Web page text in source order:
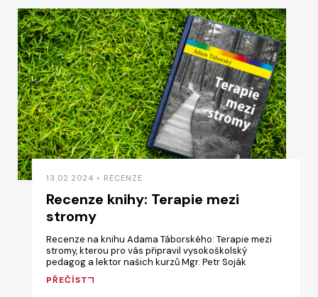
13.02.2024 • RECENZE
Recenze knihy: Terapie mezi
stromy
Recenze na knihu Adama Táborského: Terapie mezi
stromy, kterou pro vás připravil vysokoškolský
pedagog a lektor našich kurzů Mgr. Petr Soják
PŘEČÍST